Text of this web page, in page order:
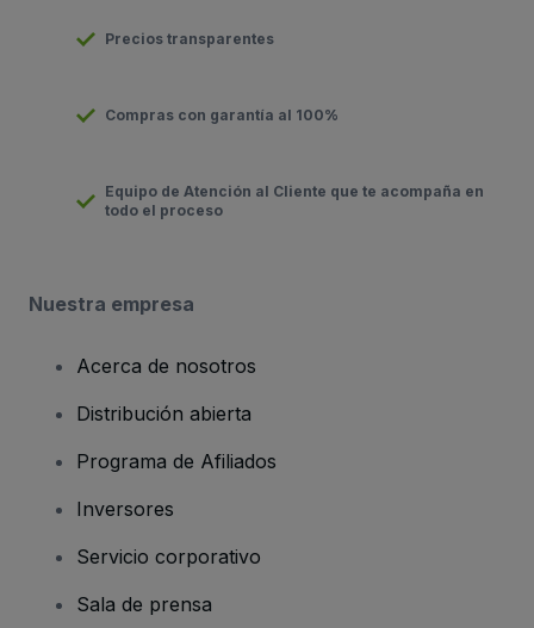
Precios transparentes
Compras con garantía al 100%
Equipo de Atención al Cliente que te acompaña en
todo el proceso
Nuestra empresa
Acerca de nosotros
Distribución abierta
Programa de Afiliados
Inversores
Servicio corporativo
Sala de prensa